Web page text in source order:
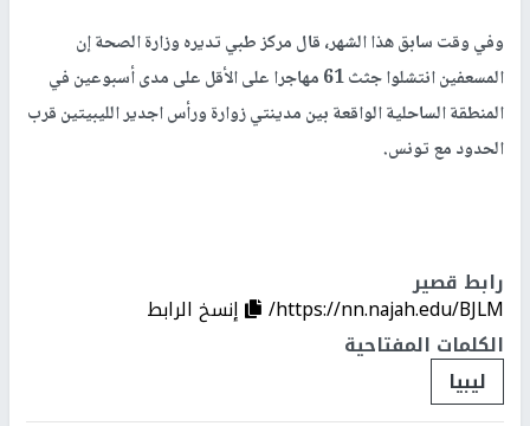
وفي وقت سابق هذا الشهر، قال مركز طبي تديره وزارة الصحة إن
المسعفين انتشلوا جثث 61 مهاجرا على الأقل على مدى أسبوعين في
المنطقة الساحلية الواقعة بين مدينتي زوارة ورأس اجدير الليبيتين قرب
الحدود مع تونس.
رابط قصير
https://nn.najah.edu/BJLM/
إنسخ الرابط
الكلمات المفتاحية
ليبيا